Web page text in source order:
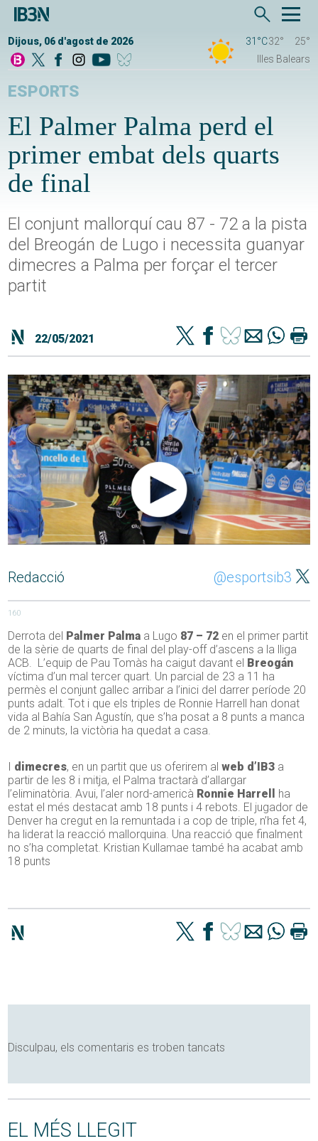
Dijous, 06 d'agost de 2026 31°C32°
25°
Illes Balears
ESPORTS
El Palmer Palma perd el
primer embat dels quarts
de final
El conjunt mallorquí cau 87 - 72 a la pista
del Breogán de Lugo i necessita guanyar
dimecres a Palma per forçar el tercer
partit
22/05/2021
Redacció @esportsib3
160
Derrota del Palmer Palma a Lugo 87 – 72 en el primer partit
de la sèrie de quarts de final del play-off d’ascens a la lliga
ACB. L’equip de Pau Tomàs ha caigut davant el Breogán
víctima d’un mal tercer quart. Un parcial de 23 a 11 ha
permès el conjunt gallec arribar a l’inici del darrer període 20
punts adalt. Tot i que els triples de Ronnie Harrell han donat
vida al Bahía San Agustín, que s’ha posat a 8 punts a manca
de 2 minuts, la victòria ha quedat a casa.
dimecres, en un partit que us oferirem alweb d’IB3 a
partir de les 8 i mitja, el Palma tractarà d’allargar
l’eliminatòria. Avui, l’aler nord-americà Ronnie Harrell
ha
estat el més destacat amb 18 punts i 4 rebots. El jugador de
Denver ha cregut en la remuntada i a cop de triple, n’ha fet 4,
ha liderat la reacció mallorquina. Una reacció que finalment
no s’ha completat. Kristian Kullamae també ha acabat amb
18 punts
Disculpau, els comentaris es troben tancats
EL MÉS LLEGIT